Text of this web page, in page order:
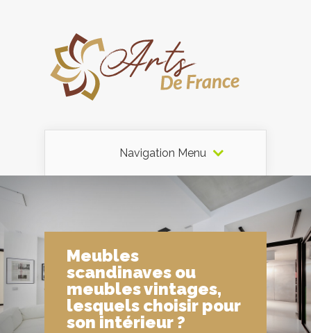
Navigation Menu
Meubles
scandinaves ou
meubles vintages,
lesquels choisir pour
son intérieur ?